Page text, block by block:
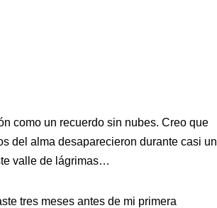
como un recuerdo sin nubes. Creo que
del alma desaparecieron durante casi un
valle de lágrimas…
tres meses antes de mi primera